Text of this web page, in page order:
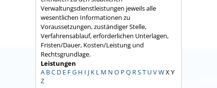
Verwaltungsdienstleistungen jeweils alle
wesentlichen Informationen zu
Voraussetzungen, zuständiger Stelle,
Verfahrensablauf, erforderlichen Unterlagen,
Fristen/Dauer, Kosten/Leistung und
Rechtsgrundlage.
Leistungen
A BC D E FG H I J K L M N O P Q RST UVWX Y
Z